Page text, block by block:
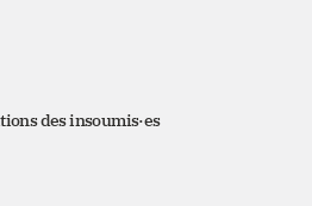
des insoumis·es